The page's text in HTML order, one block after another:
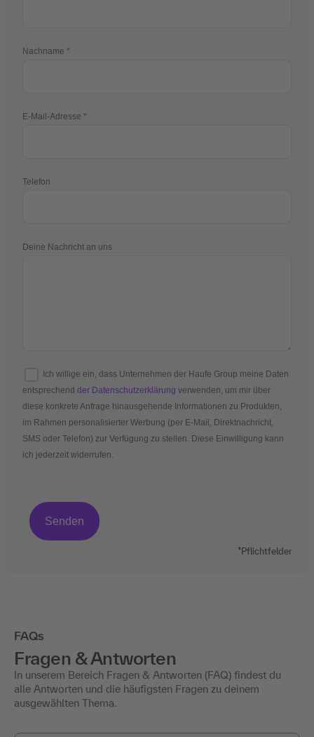
Nachname
E-Mail-Adresse
Telefon
Deine Nachricht an uns
Ich willige ein, dass Unternehmen der Haufe Group meine Daten
entsprechend der Datenschutzerklärung verwenden, um mir über
diese konkrete Anfrage hinausgehende Informationen zu Produkten,
im Rahmen personalisierter Werbung (per E-Mail, Direktnachricht,
SMS oder Telefon) zur Verfügung zu stellen. Diese Einwilligung kann
ich jederzeit widerrufen.
*Pflichtfelder
FAQs
Fragen & Antworten
In unserem Bereich Fragen & Antworten (FAQ) findest du
alle Antworten und die häufigsten Fragen zu deinem
ausgewählten Thema.